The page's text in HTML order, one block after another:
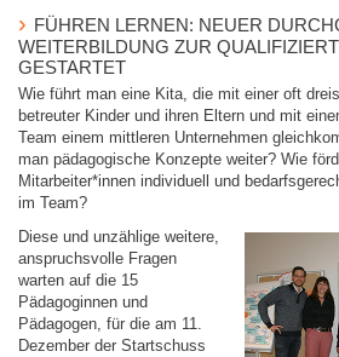
FÜHREN LERNEN: NEUER
WEITERBILDUNG ZUR
GESTARTET
Wie führt man eine Kita, die mit einer oft
betreuter Kinder und ihren Eltern und mit
Team einem mittleren Unternehmen
man pädagogische Konzepte weiter? Wie
Mitarbeiter*innen individuell und
im Team?
Diese und unzählige weitere,
anspruchsvolle Fragen
warten auf die 15
Pädagoginnen und
Pädagogen, für die am 11.
Dezember der Startschuss